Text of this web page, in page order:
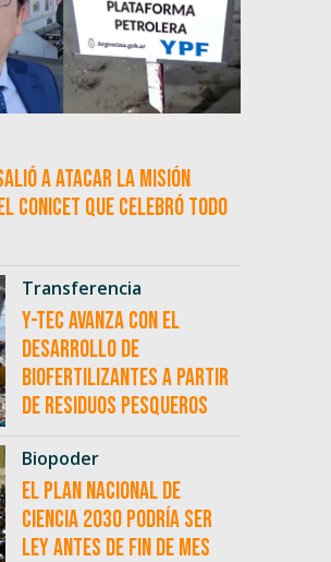
a atacar la misión
CONICET que celebró todo
Transferencia
Y-TEC avanza con el
desarrollo de
biofertilizantes a partir
de residuos pesqueros
Biopoder
El Plan Nacional de
Ciencia 2030 podría ser
ley antes de fin de mes